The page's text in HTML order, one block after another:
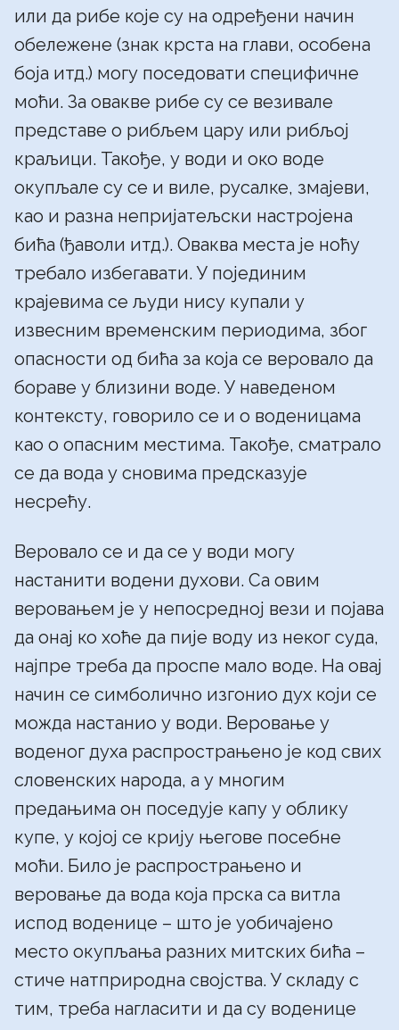
или да рибе које су на одређени начин
обележене (знак крста на глави, особена
боја итд.) могу поседовати специфичне
моћи. За овакве рибе су се везивале
представе о рибљем цару или рибљој
краљици. Такође, у води и око воде
окупљале су се и виле, русалке, змајеви,
као и разна непријатељски настројена
бића (ђаволи итд.). Оваква места је ноћу
требало избегавати. У појединим
крајевима се људи нису купали у
извесним временским периодима, због
опасности од бића за која се веровало да
бораве у близини воде. У наведеном
контексту, говорило се и о воденицама
као о опасним местима. Такође, сматрало
се да вода у сновима предсказује
несрећу.
Веровало се и да се у води могу
настанити водени духови. Са овим
веровањем је у непосредној вези и појава
да онај ко хоће да пије воду из неког суда,
најпре треба да проспе мало воде. На овај
начин се симболично изгонио дух који се
можда настанио у води. Веровање у
воденог духа распрострањено је код свих
словенских народа, а у многим
предањима он поседује капу у облику
купе, у којој се крију његове посебне
моћи. Било је распрострањено и
веровање да вода која прска са витла
испод воденице – што је уобичајено
место окупљања разних митских бића –
стиче натприродна својства. У складу с
тим, треба нагласити и да су воденице